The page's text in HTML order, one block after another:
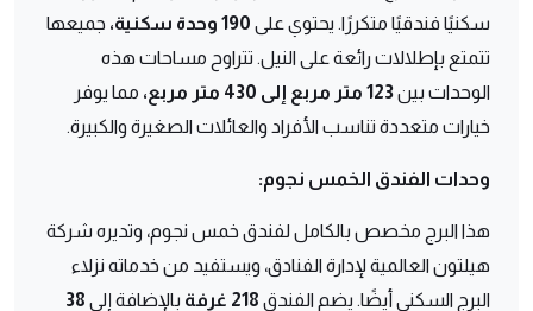
سكنيًا فندقيًا متكررًا. يحتوي على 190 وحدة سكنية،
جميعها
تتمتع بإطلالات رائعة على النيل. تتراوح مساحات هذه
الوحدات بين123 متر مربع إلى 430 متر مربع،
مما يوفر
خيارات متعددة تناسب الأفراد والعائلات الصغيرة والكبيرة.
وحدات الفندق الخمس نجوم:
هذا البرج مخصص بالكامل لفندق خمس نجوم، وتديره شركة
هيلتون العالمية لإدارة الفنادق، ويستفيد من خدماته نزلاء
البرج السكني أيضًا. يضم الفندق 218 غرفة بالإضافة إلى 38